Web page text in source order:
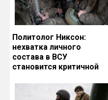
Политолог Никсон:
нехватка личного
состава в ВСУ
становится критичной